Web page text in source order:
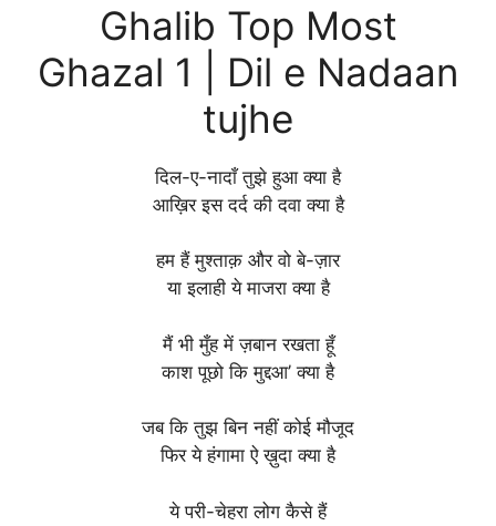
Ghalib Top Most
Ghazal 1 | Dil e Nadaan
tujhe
दिल-ए-नादाँ तुझे हुआ क्या है
आख़िर इस दर्द की दवा क्या है
हम हैं मुश्ताक़ और वो बे-ज़ार
या इलाही ये माजरा क्या है
मैं भी मुँह में ज़बान रखता हूँ
काश पूछो कि मुद्दआ’ क्या है
जब कि तुझ बिन नहीं कोई मौजूद
फिर ये हंगामा ऐ ख़ुदा क्या है
ये परी-चेहरा लोग कैसे हैं